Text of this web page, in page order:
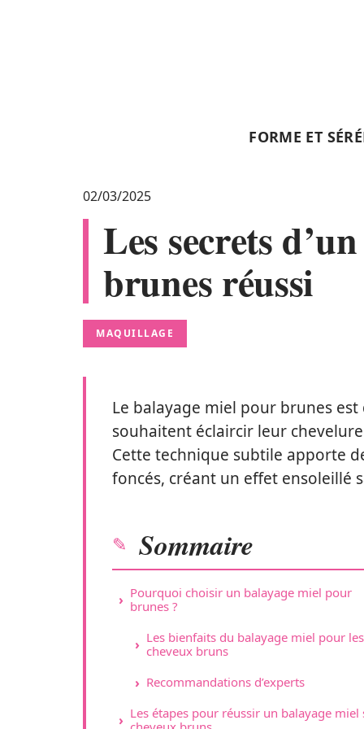
FORME ET
02/03/2025
Les secrets
brunes réussi
MAQUILLAGE
Le balayage miel pour brunes
souhaitent éclaircir leur
Cette technique subtile apporte
foncés, créant un effet ensoleillé
Sommaire
Pourquoi choisir un balayage miel pour
brunes ?
Les bienfaits du balayage miel pour les
cheveux bruns
Recommandations d’experts
Les étapes pour réussir un balayage miel